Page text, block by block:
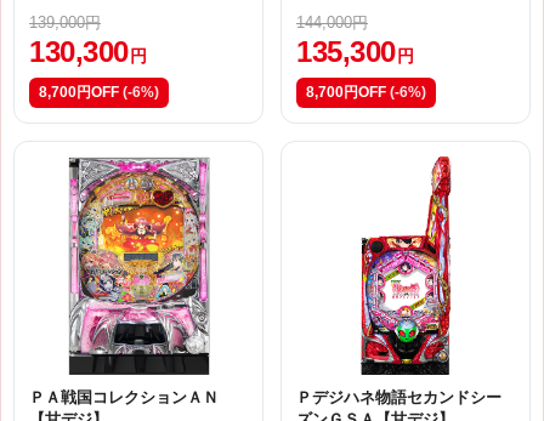
139,000円
130,300 円
8,700円OFF (-6%)
144,000円
135,300 円
8,700円OFF (-6%)
ＰＡ戦国コレクションＡＮ
Ｐデジハネ物語セカンドシー